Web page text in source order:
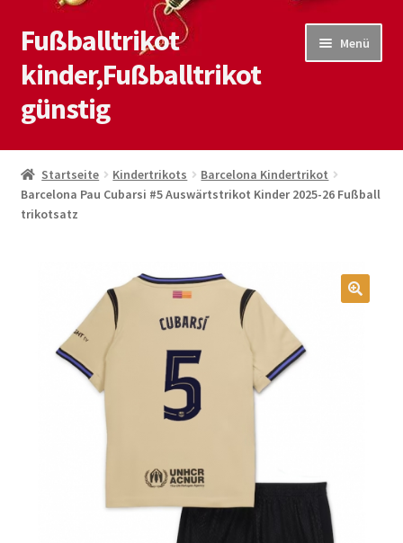
Zur
Navigation
springen
Zum
Inhalt
springen
Fußballtrikot
kinder,Fußballtrikot
günstig
Menü
Start
Blog
Kontaktiere uns
Mein Konto
Startseite – English
Startseite Kindertrikots
Barcelona Kindertrikot
Barcelona Pau Cubarsi #5 Auswärtstrikot Kinder 2025-26 Fußball
trikotsatz